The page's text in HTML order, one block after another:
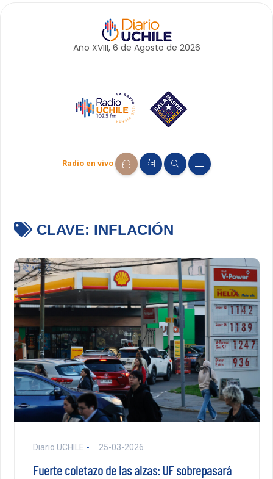
Año XVIII, 6 de Agosto de 2026
Radio en vivo
CLAVE: INFLACIÓN
Diario UCHILE 25-03-2026
Fuerte coletazo de las alzas: UF sobrepasará